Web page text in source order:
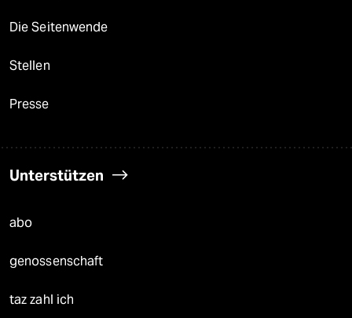
Die Seitenwende
Stellen
Presse
Unterstützen
abo
genossenschaft
taz zahl ich